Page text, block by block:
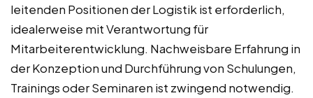
leitenden Positionen der Logistik ist erforderlich,
idealerweise mit Verantwortung für
Mitarbeiterentwicklung. Nachweisbare Erfahrung in
der Konzeption und Durchführung von Schulungen,
Trainings oder Seminaren ist zwingend notwendig.